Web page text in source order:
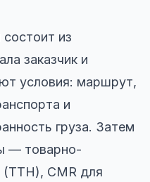
из
заказчик и
условия: маршрут,
и
груза. Затем
— товарно-
(ТТН), CMR для